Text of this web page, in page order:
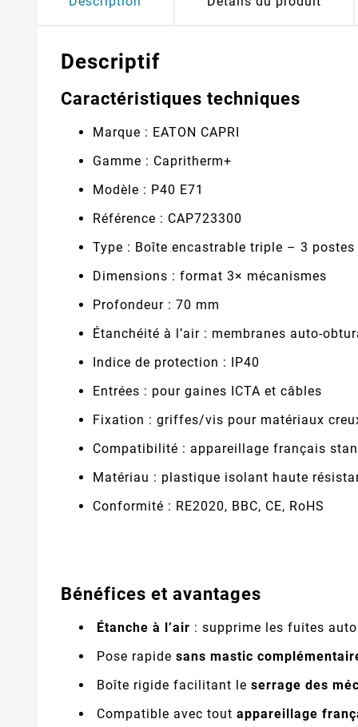
Descriptif
Caractéristiques techniques
Marque : EATON CAPRI
Gamme : Capritherm+
Modèle : P40 E71
Référence : CAP723300
Type : Boîte encastrable triple – 3 postes
Dimensions : format 3× mécanismes
Profondeur : 70 mm
Étanchéité à l’air : membranes auto-
Indice de protection : IP40
Entrées : pour gaines ICTA et câbles
Fixation : griffes/vis pour matériaux
Compatibilité : appareillage français
Matériau : plastique isolant haute
Conformité : RE2020, BBC, CE, RoHS
Bénéfices et avantages
Étanche à l’air : supprime les fuites
Pose rapide sans mastic
Boîte rigide facilitant le serrage des
Compatible avec tout appareillage